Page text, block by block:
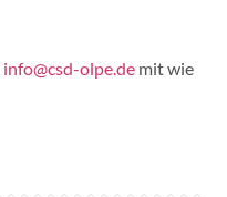
info@csd-olpe.de mit wie